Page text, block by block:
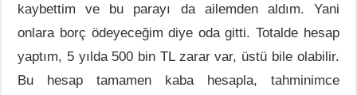
kaybettim ve bu parayı da ailemden aldım. Yani
onlara borç ödeyeceğim diye oda gitti. Totalde hesap
yaptım, 5 yılda 500 bin TL zarar var, üstü bile olabilir.
Bu hesap tamamen kaba hesapla, tahminimce